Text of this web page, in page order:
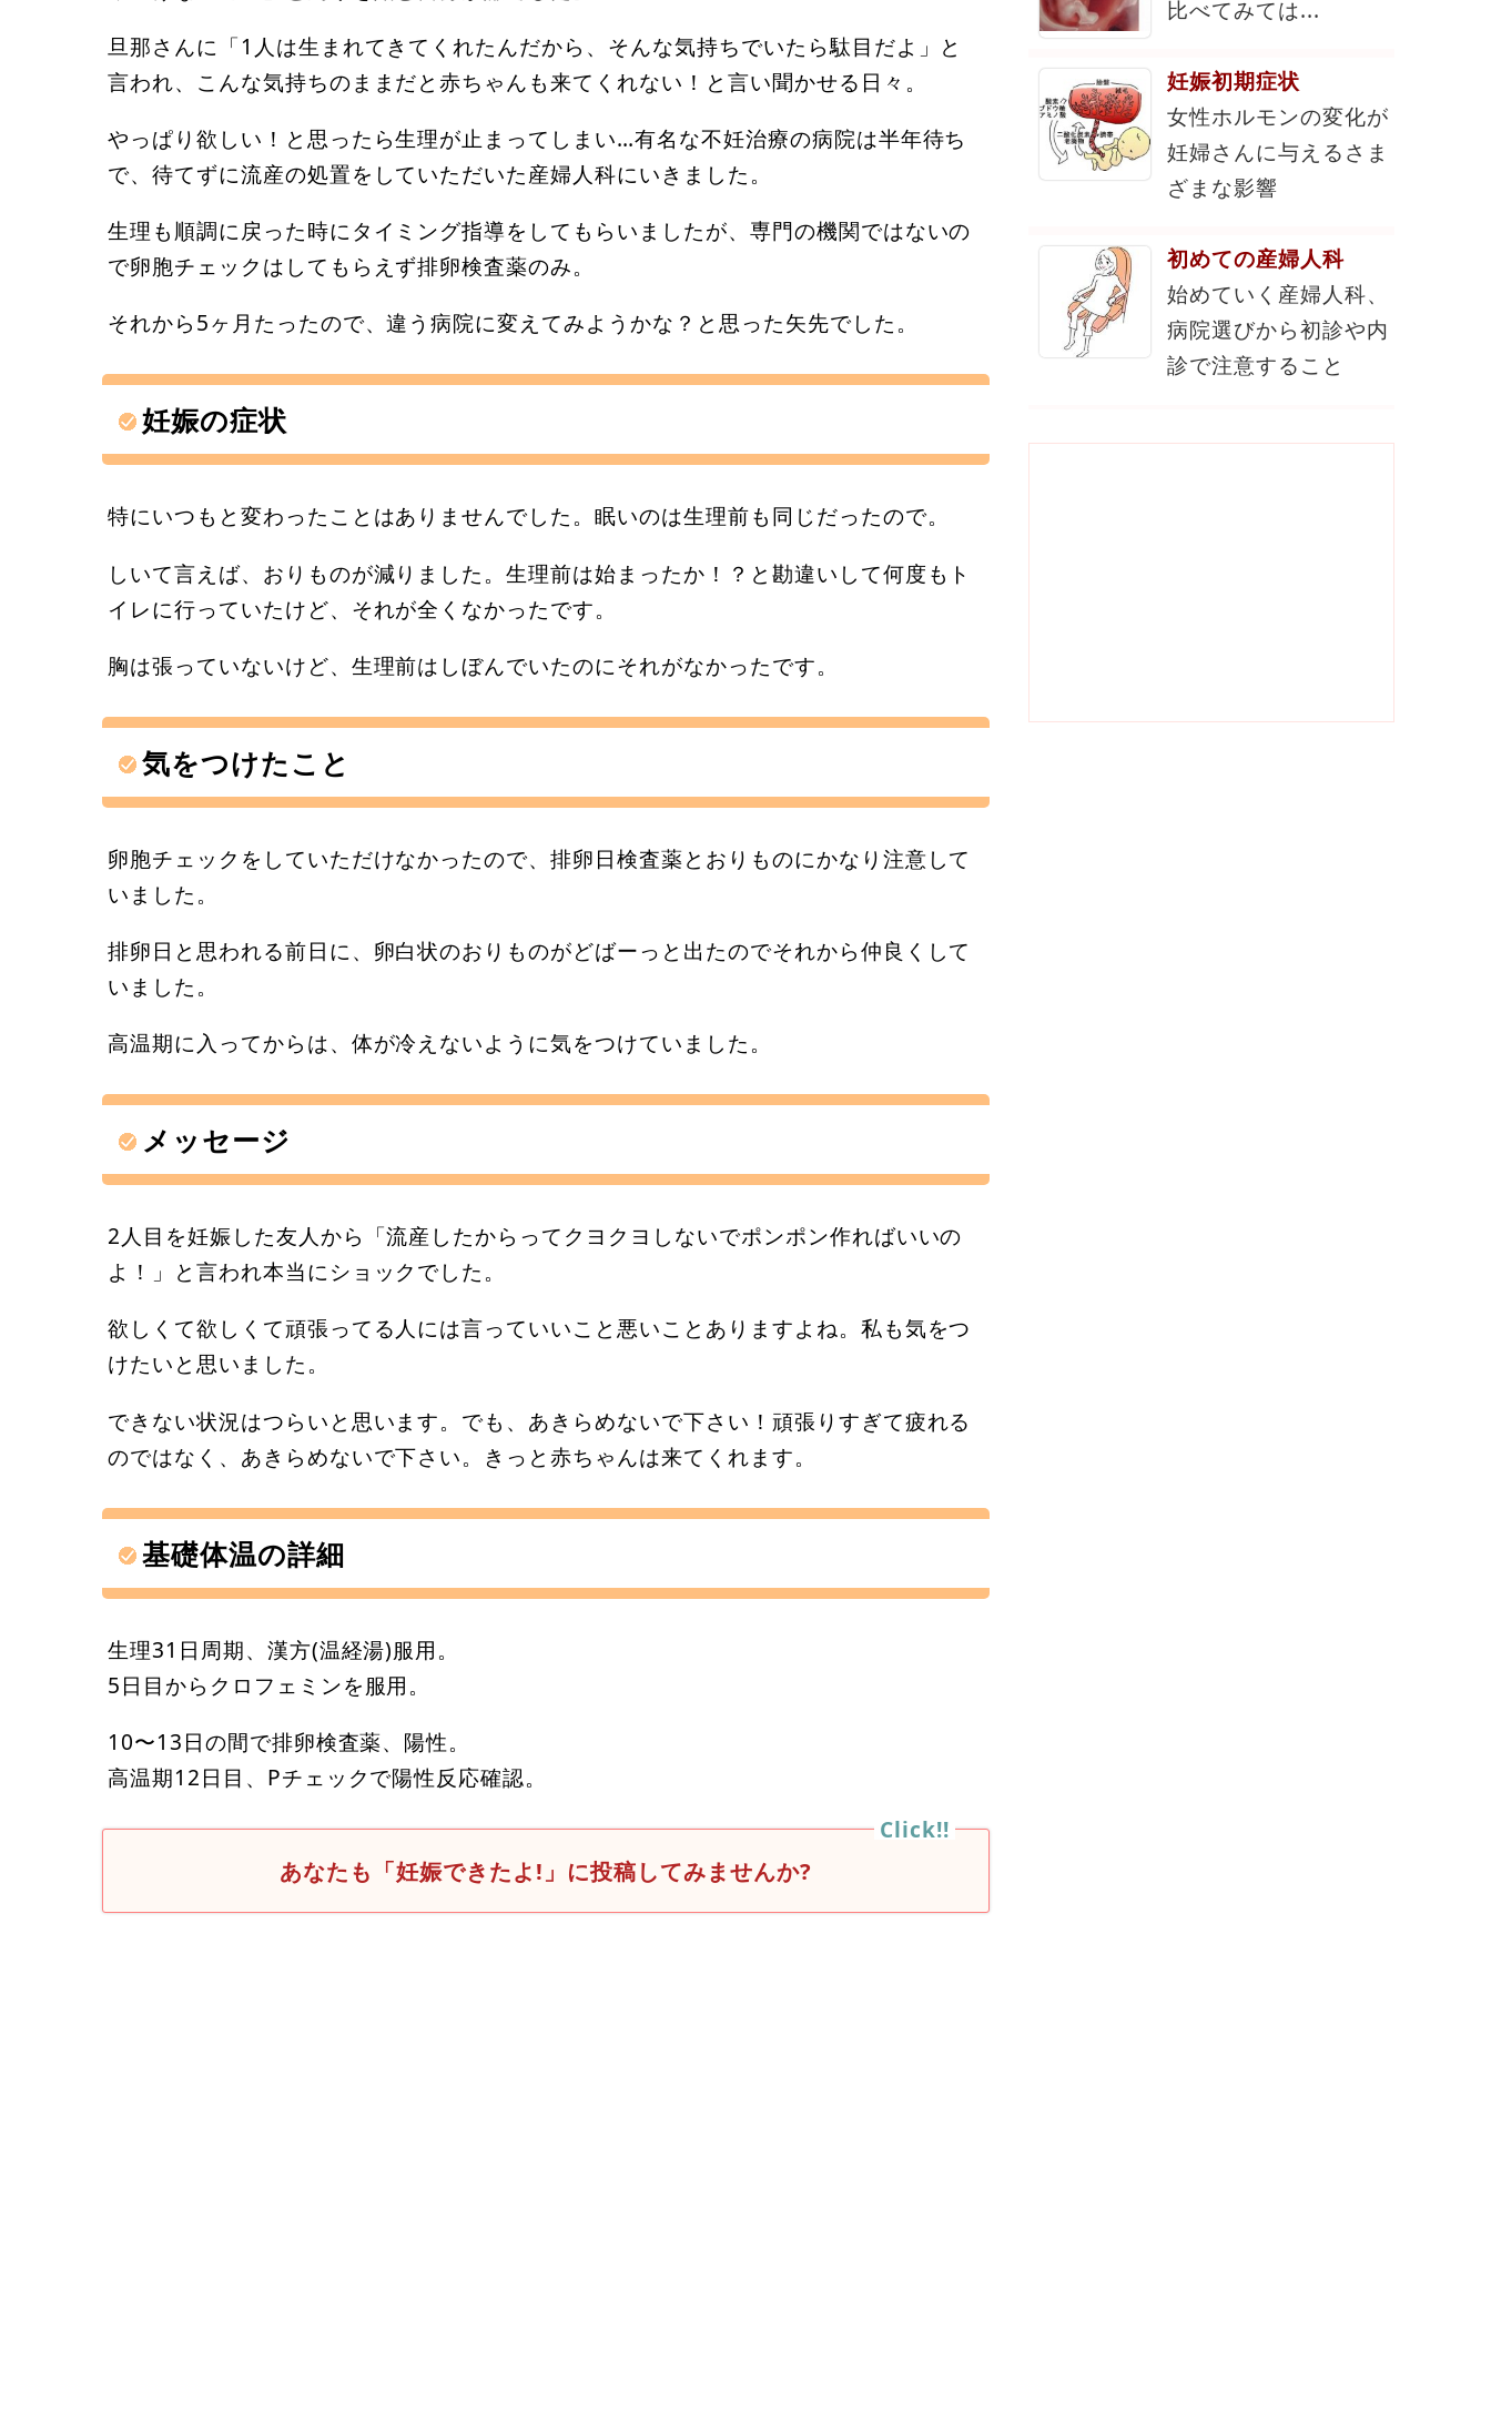
旦那さんに「1人は生まれてきてくれたんだから、そんな気持ちでいたら駄目だよ」と
言われ、こんな気持ちのままだと赤ちゃんも来てくれない！と言い聞かせる日々。
やっぱり欲しい！と思ったら生理が止まってしまい…有名な不妊治療の病院は半年待ち
で、待てずに流産の処置をしていただいた産婦人科にいきました。
生理も順調に戻った時にタイミング指導をしてもらいましたが、専門の機関ではないの
で卵胞チェックはしてもらえず排卵検査薬のみ。
それから5ヶ月たったので、違う病院に変えてみようかな？と思った矢先でした。
妊娠の症状
特にいつもと変わったことはありませんでした。眠いのは生理前も同じだったので。
しいて言えば、おりものが減りました。生理前は始まったか！？と勘違いして何度もト
イレに行っていたけど、それが全くなかったです。
胸は張っていないけど、生理前はしぼんでいたのにそれがなかったです。
気をつけたこと
卵胞チェックをしていただけなかったので、排卵日検査薬とおりものにかなり注意して
いました。
排卵日と思われる前日に、卵白状のおりものがどばーっと出たのでそれから仲良くして
いました。
高温期に入ってからは、体が冷えないように気をつけていました。
メッセージ
2人目を妊娠した友人から「流産したからってクヨクヨしないでポンポン作ればいいの
よ！」と言われ本当にショックでした。
欲しくて欲しくて頑張ってる人には言っていいこと悪いことありますよね。私も気をつ
けたいと思いました。
できない状況はつらいと思います。でも、あきらめないで下さい！頑張りすぎて疲れる
のではなく、あきらめないで下さい。きっと赤ちゃんは来てくれます。
基礎体温の詳細
生理31日周期、漢方(温経湯)服用。
5日目からクロフェミンを服用。
10〜13日の間で排卵検査薬、陽性。
高温期12日目、Pチェックで陽性反応確認。
あなたも「妊娠できたよ!」に投稿してみませんか?
比べてみては...
妊娠初期症状
女性ホルモンの変化が
妊婦さんに与えるさま
ざまな影響
初めての産婦人科
始めていく産婦人科、
病院選びから初診や内
診で注意すること